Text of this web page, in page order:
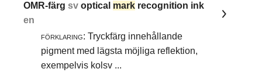
OMR-färgsvoptical mark recognition ink
en
förklaring: Tryckfärg innehållande
pigment med lägsta möjliga reflektion,
exempelvis kolsv ...